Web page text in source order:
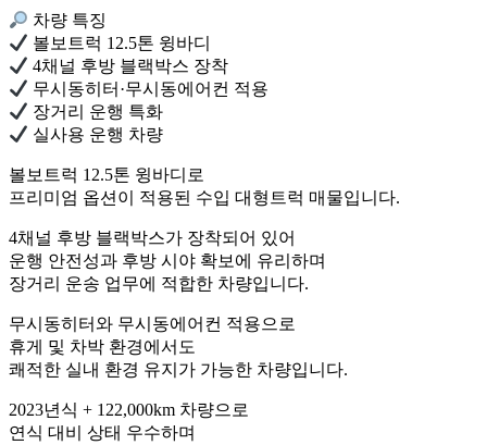
차량 특징
볼보트럭 12.5톤 윙바디
4채널 후방 블랙박스 장착
무시동히터·무시동에어컨 적용
장거리 운행 특화
실사용 운행 차량
볼보트럭 12.5톤 윙바디로
프리미엄 옵션이 적용된 수입 대형트럭 매물입니다.
4채널 후방 블랙박스가 장착되어 있어
운행 안전성과 후방 시야 확보에 유리하며
장거리 운송 업무에 적합한 차량입니다.
무시동히터와 무시동에어컨 적용으로
휴게 및 차박 환경에서도
쾌적한 실내 환경 유지가 가능한 차량입니다.
2023년식 + 122,000km 차량으로
연식 대비 상태 우수하며